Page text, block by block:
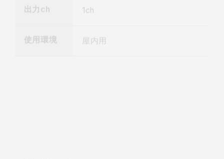
出力ch 1ch
使用環境 屋内用